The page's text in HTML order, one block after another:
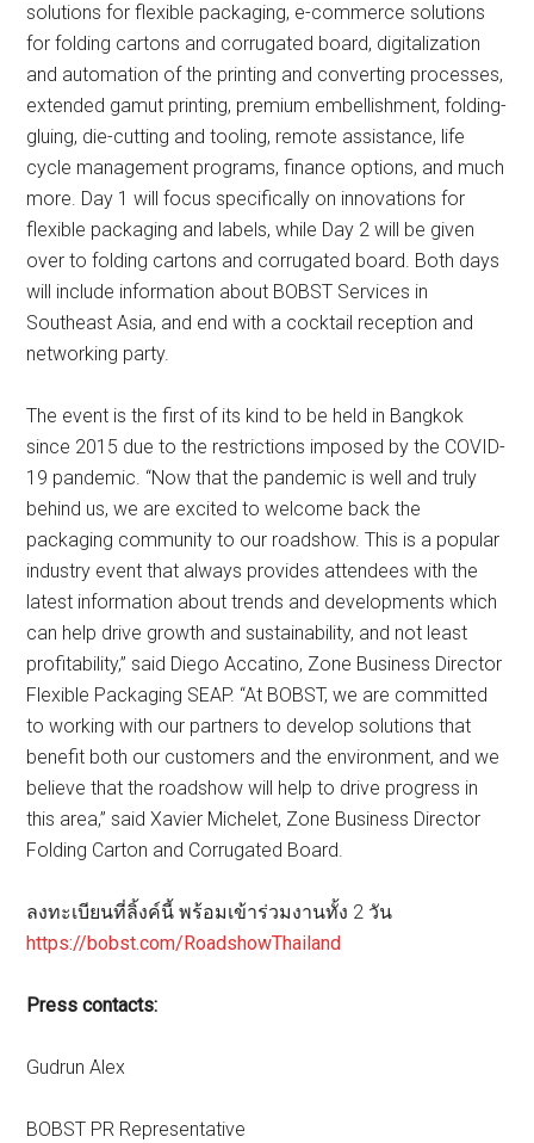
solutions for flexible packaging, e-commerce solutions
for folding cartons and corrugated board, digitalization
and automation of the printing and converting processes,
extended gamut printing, premium embellishment, folding-
gluing, die-cutting and tooling, remote assistance, life
cycle management programs, finance options, and much
more. Day 1 will focus specifically on innovations for
flexible packaging and labels, while Day 2 will be given
over to folding cartons and corrugated board. Both days
will include information about BOBST Services in
Southeast Asia, and end with a cocktail reception and
networking party.
The event is the first of its kind to be held in Bangkok
since 2015 due to the restrictions imposed by the COVID-
19 pandemic. “Now that the pandemic is well and truly
behind us, we are excited to welcome back the
packaging community to our roadshow. This is a popular
industry event that always provides attendees with the
latest information about trends and developments which
can help drive growth and sustainability, and not least
profitability,” said Diego Accatino, Zone Business Director
Flexible Packaging SEAP. “At BOBST, we are committed
to working with our partners to develop solutions that
benefit both our customers and the environment, and we
believe that the roadshow will help to drive progress in
this area,” said Xavier Michelet, Zone Business Director
Folding Carton and Corrugated Board.
ลงทะเบียนที่ลิ้งค์นี้ พร้อมเข้าร่วมงานทั้ง 2 วัน
https://bobst.com/RoadshowThailand
Press contacts:
Gudrun Alex
BOBST PR Representative